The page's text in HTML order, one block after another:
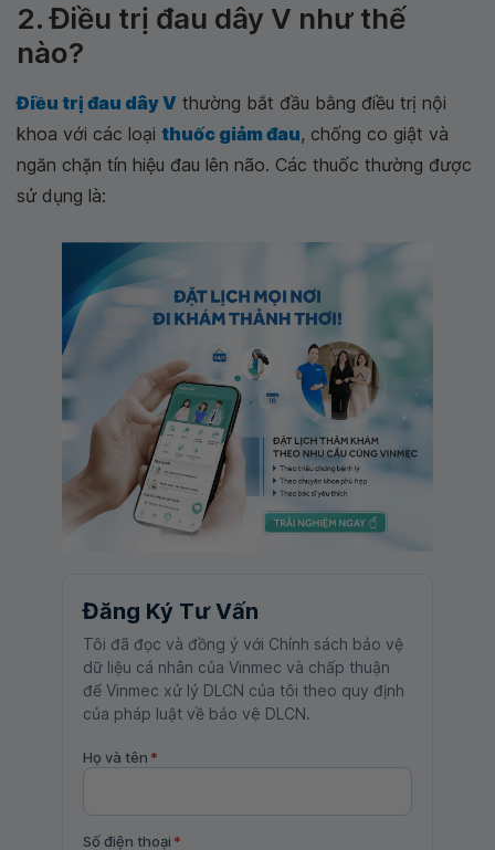
2. Điều trị đau dây V như thế
nào?
Điều trị đau dây V thường bắt đầu bằng điều trị nội
khoa với các loại thuốc giảm đau, chống co giật và
ngăn chặn tín hiệu đau lên não. Các thuốc thường được
sử dụng là:
Đăng Ký Tư Vấn
Tôi đã đọc và đồng ý với Chính sách bảo vệ
dữ liệu cá nhân của Vinmec và chấp thuận
để Vinmec xử lý DLCN của tôi theo quy định
của pháp luật về bảo vệ DLCN.
Họ và tên *
Số điện thoại *